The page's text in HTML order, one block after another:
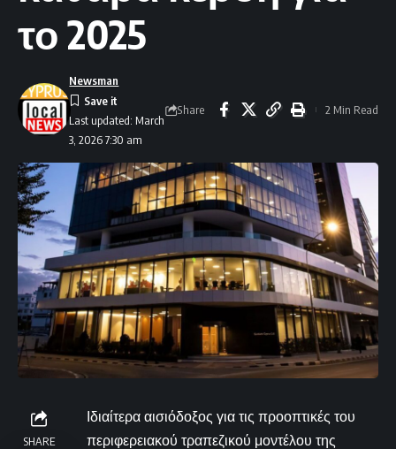
το 2025
Last updated: March
3, 2026 7:30 am
Newsman
Share 2 Min Read
SHARE
Ιδιαίτερα αισιόδοξος για τις προοπτικές του
περιφερειακού τραπεζικού μοντέλου της